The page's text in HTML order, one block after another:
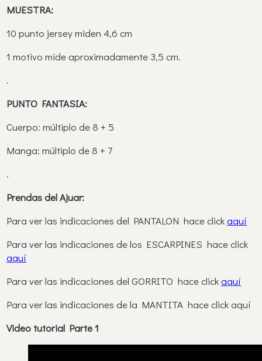
MUESTRA:
10 punto jersey miden 4,6 cm
1 motivo mide aproximadamente 3,5 cm.
.
PUNTO FANTASIA:
Cuerpo: múltiplo de 8 + 5
Manga: múltiplo de 8 + 7
.
Prendas del Ajuar:
Para ver las indicaciones del PANTALON hace clickaquí
Para ver las indicaciones de los ESCARPINES hace click
aquí
Para ver las indicaciones del GORRITO hace clickaquí
Para ver las indicaciones de la MANTITA hace click aquí
Video tutorial Parte 1